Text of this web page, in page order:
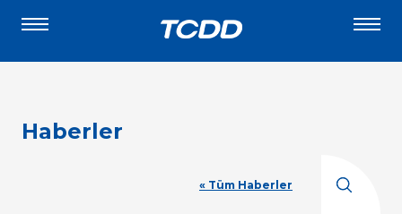
Haberler
« Tüm Haberler